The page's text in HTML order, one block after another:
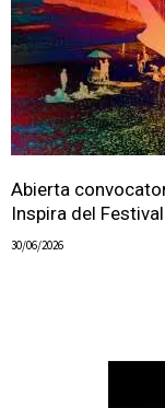
Abierta
Inspira del
30/06/2026